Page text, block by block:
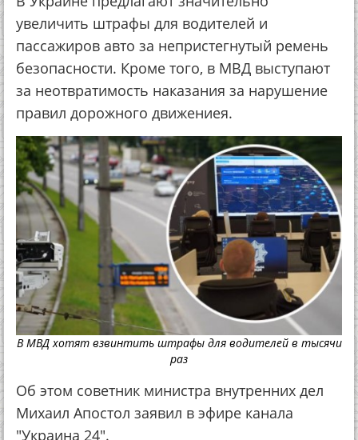
увеличить штрафы для водителей и
пассажиров авто за непристегнутый ремень
безопасности. Кроме того, в МВД выступают
за неотвратимость наказания за нарушение
правил дорожного движениея.
В МВД хотят взвинтить штрафы для водителей в тысячи
раз
Об этом советник министра внутренних дел
Михаил Апостол заявил в эфире канала
"Украина 24".